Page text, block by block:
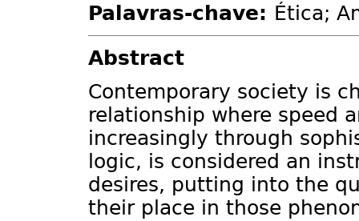
Palavras-chave: Ética;
Abstract
Contemporary society is
relationship where speed
increasingly through
logic, is considered an
desires, putting into the
their place in those